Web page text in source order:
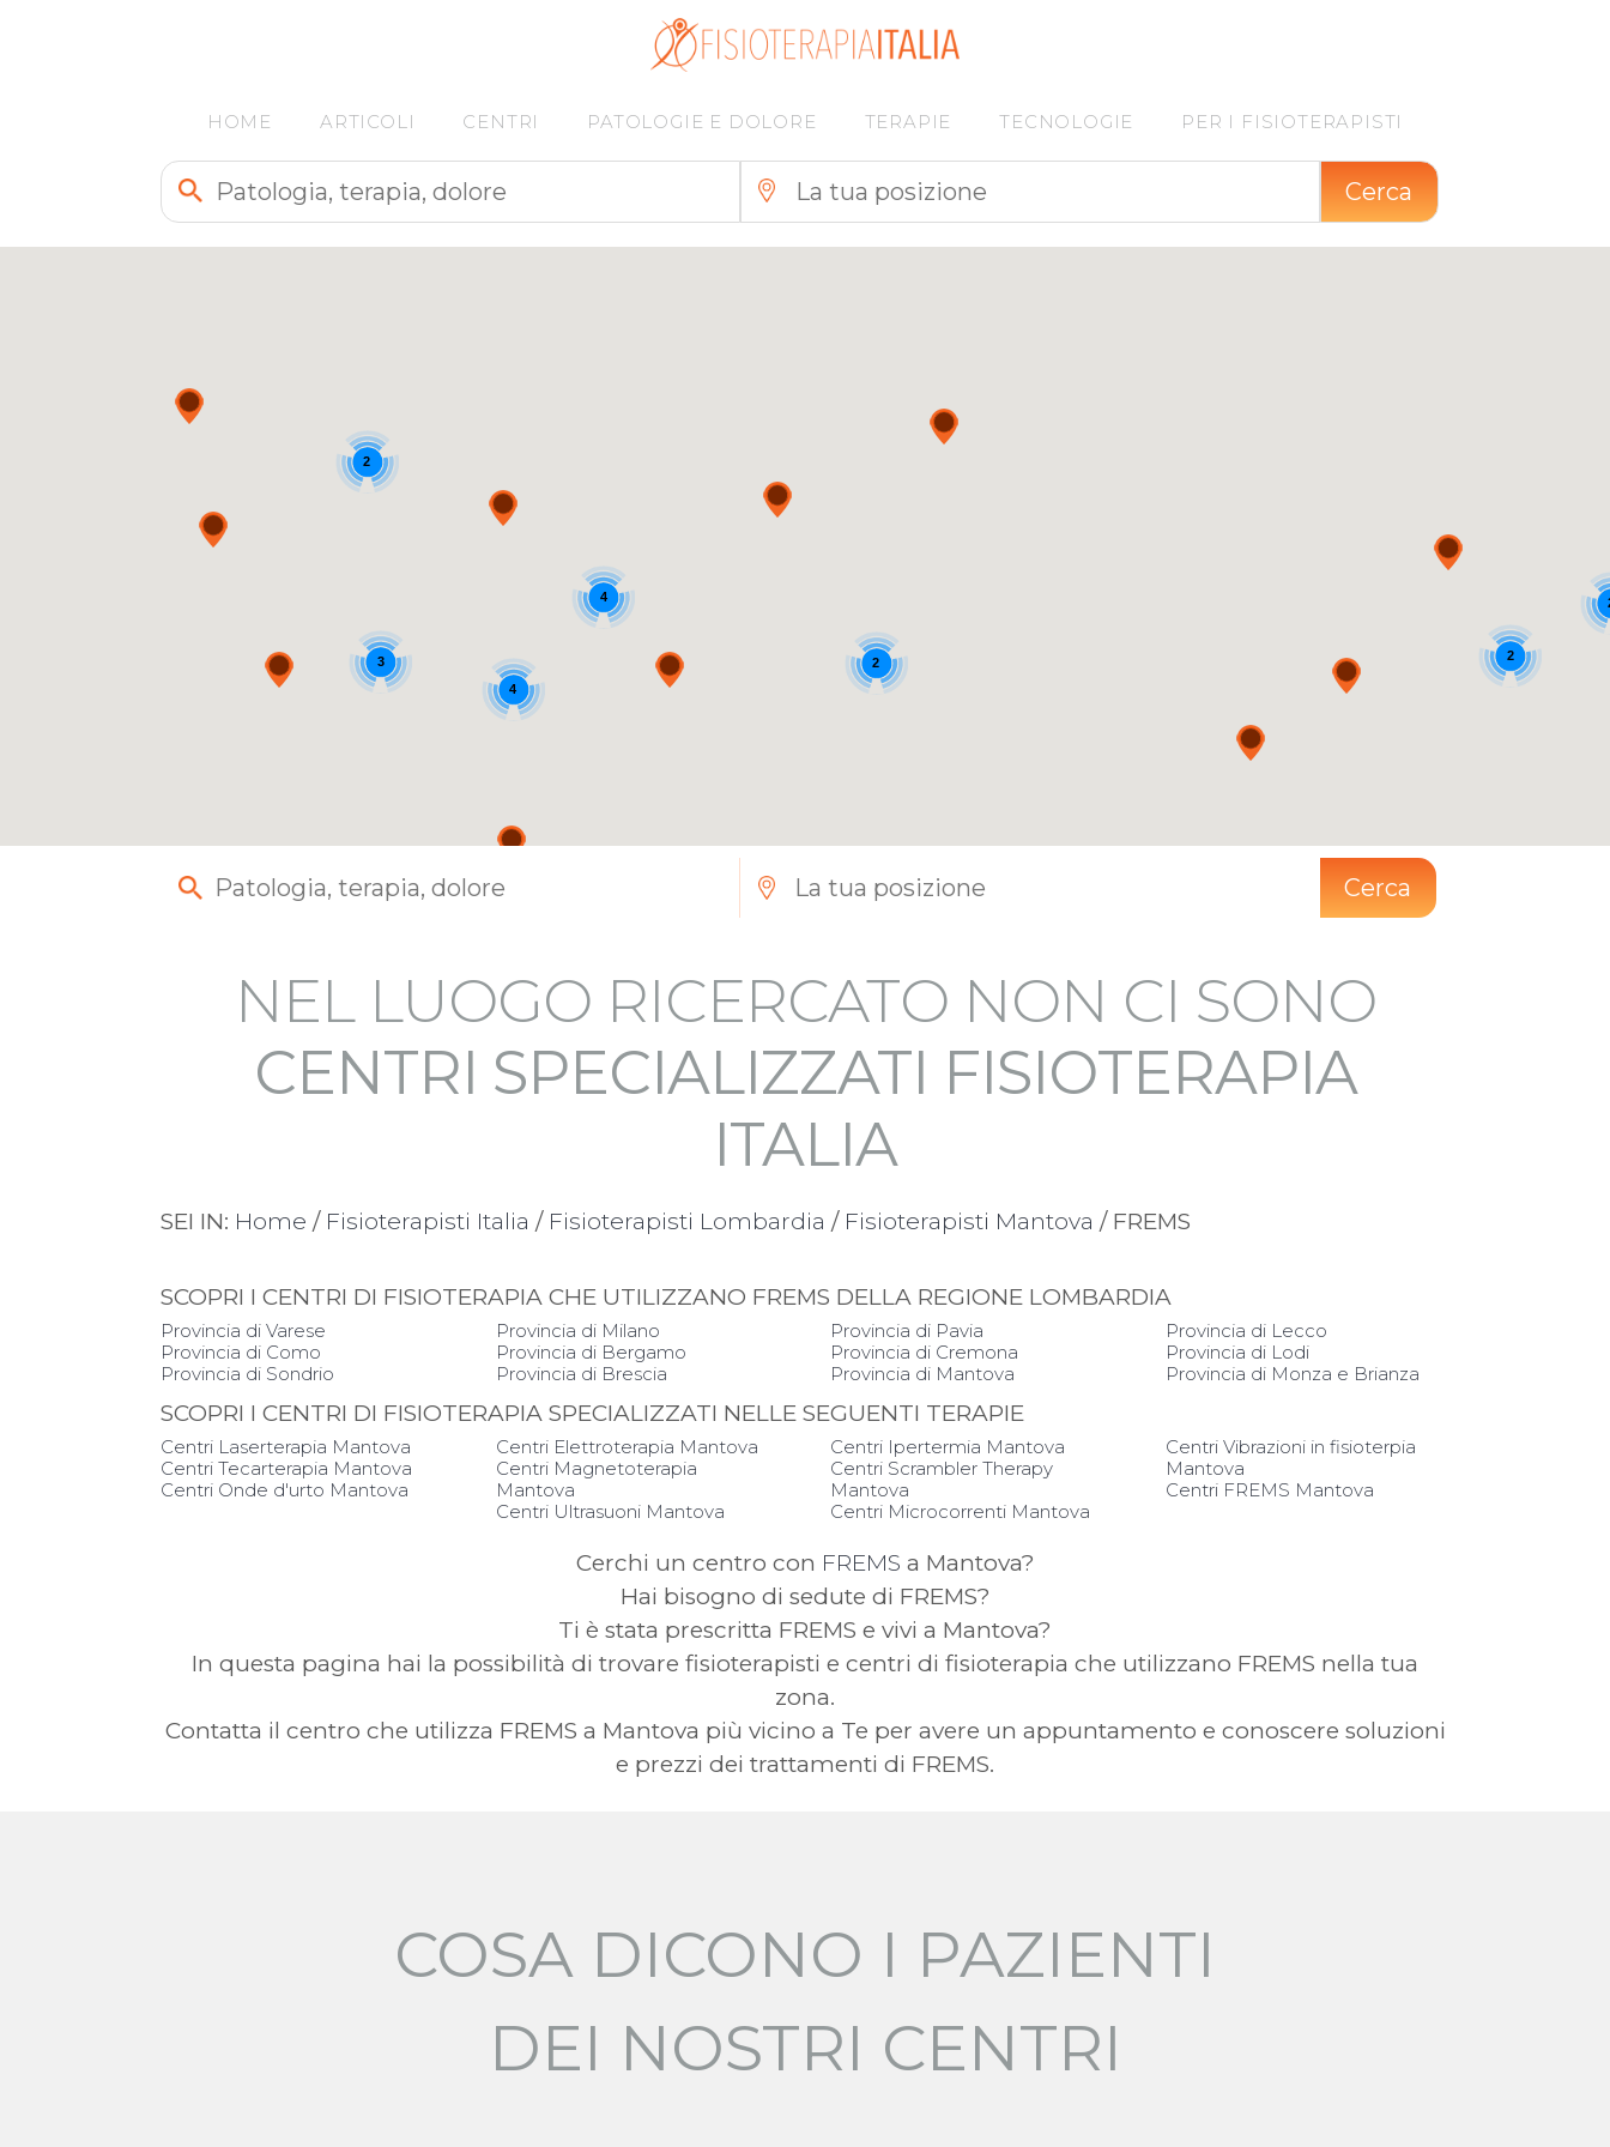
HOME ARTICOLI CENTRI PATOLOGIE E DOLORE TERAPIE TECNOLOGIE PER I FISIOTERAPISTI
Cerca
4
3
2
2
2
4
Cerca
NEL LUOGO RICERCATO NON CI SONO
CENTRI SPECIALIZZATI FISIOTERAPIA
ITALIA
SEI IN: Home / Fisioterapisti Italia / Fisioterapisti Lombardia / Fisioterapisti Mantova / FREMS
SCOPRI I CENTRI DI FISIOTERAPIA CHE UTILIZZANO FREMS DELLA REGIONE LOMBARDIA
Provincia di Varese
Provincia di Como
Provincia di Sondrio
Provincia di Milano
Provincia di Bergamo
Provincia di Brescia
Provincia di Pavia
Provincia di Cremona
Provincia di Mantova
Provincia di Lecco
Provincia di Lodi
Provincia di Monza e Brianza
SCOPRI I CENTRI DI FISIOTERAPIA SPECIALIZZATI NELLE SEGUENTI TERAPIE
Centri Laserterapia Mantova
Centri Tecarterapia Mantova
Centri Onde d'urto Mantova
Centri Elettroterapia Mantova
Centri Magnetoterapia
Mantova
Centri Ultrasuoni Mantova
Centri Ipertermia Mantova
Centri Scrambler Therapy
Mantova
Centri Microcorrenti Mantova
Centri Vibrazioni in fisioterpia
Mantova
Centri FREMS Mantova
Cerchi un centro con FREMS a Mantova?
Hai bisogno di sedute di FREMS?
Ti è stata prescritta FREMS e vivi a Mantova?
In questa pagina hai la possibilità di trovare fisioterapisti e centri di fisioterapia che utilizzano FREMS nella tua
zona.
Contatta il centro che utilizza FREMS a Mantova più vicino a Te per avere un appuntamento e conoscere soluzioni
e prezzi dei trattamenti di FREMS.
COSA DICONO I PAZIENTI
DEI NOSTRI CENTRI